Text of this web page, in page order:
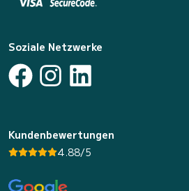
Soziale Netzwerke
Kundenbewertungen
4.88/5